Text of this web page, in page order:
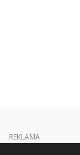
REKLAMA